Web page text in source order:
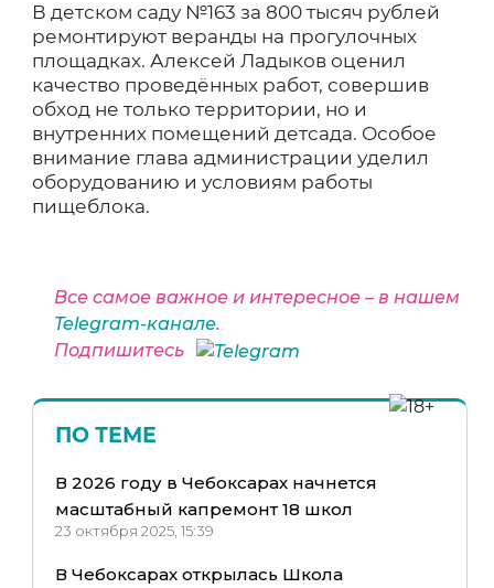
В детском саду №163 за 800 тысяч рублей
ремонтируют веранды на прогулочных
площадках. Алексей Ладыков оценил
качество проведённых работ, совершив
обход не только территории, но и
внутренних помещений детсада. Особое
внимание глава администрации уделил
оборудованию и условиям работы
пищеблока.
Все самое важное и интересное – в нашем
Telegram-канале.
Подпишитесь
ПО ТЕМЕ
В 2026 году в Чебоксарах начнется
масштабный капремонт 18 школ
23 октября 2025, 15:39
В Чебоксарах открылась Школа